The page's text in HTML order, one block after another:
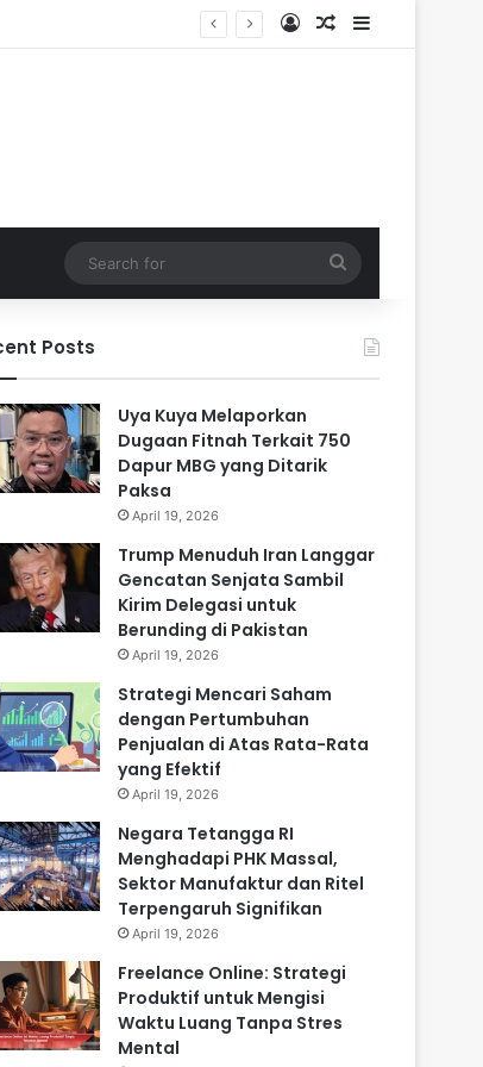
Log InRandom Article
Sidebar
for
Posts
Uya Kuya Melaporkan
Dugaan Fitnah Terkait 750
Dapur MBG yang Ditarik
Paksa
April 19, 2026
Trump Menuduh Iran Langgar
Gencatan Senjata Sambil
Kirim Delegasi untuk
Berunding di Pakistan
April 19, 2026
Strategi Mencari Saham
dengan Pertumbuhan
Penjualan di Atas Rata-Rata
yang Efektif
April 19, 2026
Negara Tetangga RI
Menghadapi PHK Massal,
Sektor Manufaktur dan Ritel
Terpengaruh Signifikan
April 19, 2026
Freelance Online: Strategi
Produktif untuk Mengisi
Waktu Luang Tanpa Stres
Mental